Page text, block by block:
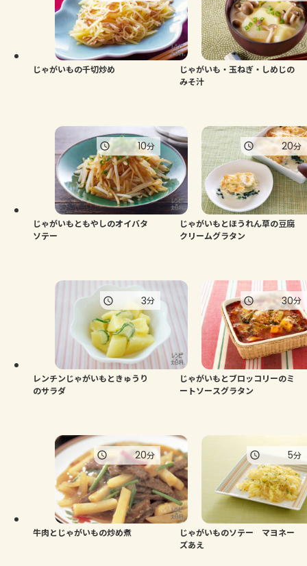
じゃがいもの千切炒め
じゃがいも・玉ねぎ・しめじの
みそ汁
じゃがいもともやしのオイバタ
ソテー
10分
じゃがいもとほうれん草の豆腐
クリームグラタン
20分
レンチンじゃがいもときゅうり
のサラダ
3分
じゃがいもとブロッコリーのミ
ートソースグラタン
30分
牛肉とじゃがいもの炒め煮
20分
じゃがいものソテー マヨネー
ズあえ
5分